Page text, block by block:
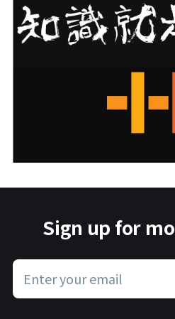
Sign up for
Enter your email